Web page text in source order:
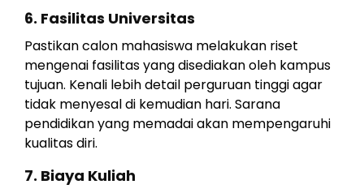
6. Fasilitas Universitas
Pastikan calon mahasiswa melakukan riset
mengenai fasilitas yang disediakan oleh kampus
tujuan. Kenali lebih detail perguruan tinggi agar
tidak menyesal di kemudian hari. Sarana
pendidikan yang memadai akan mempengaruhi
kualitas diri.
7. Biaya Kuliah